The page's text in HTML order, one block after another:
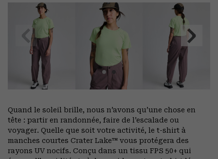
Previous
Slide
Next
Slide
Quand le soleil brille, nous n’avons qu’une chose en
tête : partir en randonnée, faire de l’escalade ou
voyager. Quelle que soit votre activité, le t-shirt à
manches courtes Crater Lake™ vous protégera des
rayons UV nocifs. Conçu dans un tissu FPS 50+ qui